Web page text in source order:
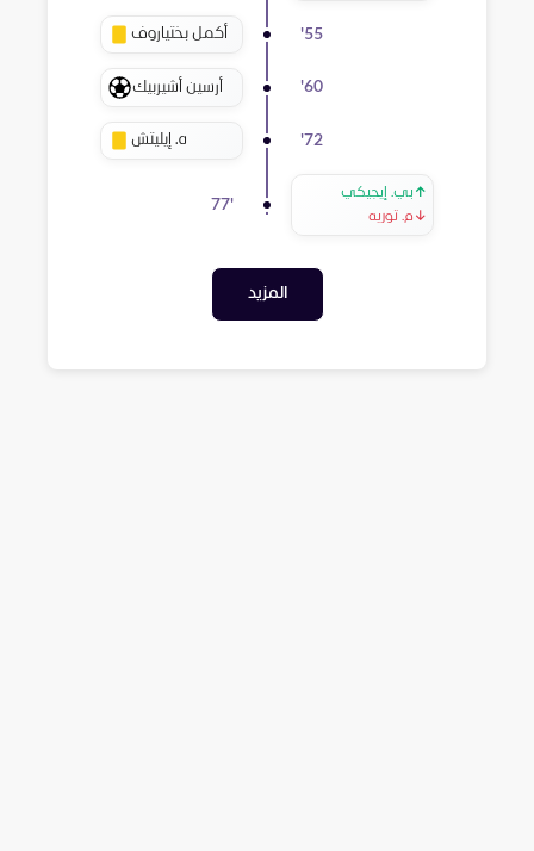
55
' أكمل بختياروف
60
' أرسين أشيربيك
72
' ه. إيليتش
↑ بي. إيجيكي
↓ م. توريه
77'
المزيد